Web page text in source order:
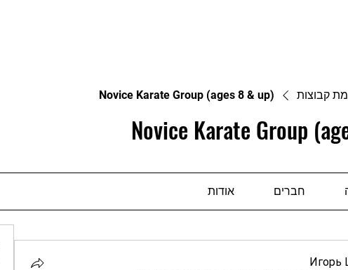
קבוצות Novice Karate Group (ages 8 & up)
Novice Karate Group
חברים אודות
Игорь